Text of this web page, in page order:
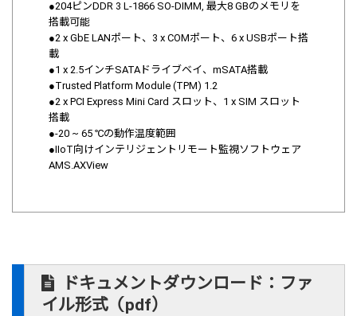
●204ピンDDR 3 L-1866 SO-DIMM, 最大8 GBのメモリを
搭載可能
●2 x GbE LANポート、3 x COMポート、6 x USBポート搭
載
●1 x 2.5インチSATAドライブベイ、mSATA搭載
●Trusted Platform Module (TPM) 1.2
●2 x PCI Express Mini Card スロット、1 x SIM スロット
搭載
●-20 ~ 65 ℃の動作温度範囲
●IIoT向けインテリジェントリモート監視ソフトウェア
AMS.AXView
ドキュメントダウンロード：ファ
イル形式（pdf）